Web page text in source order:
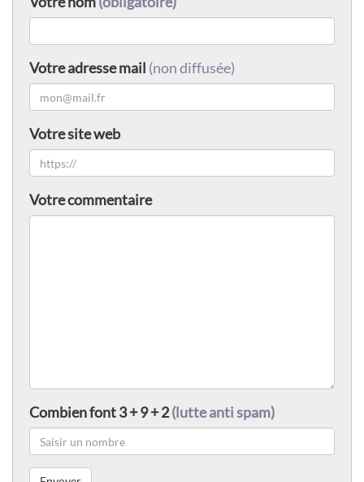
Votre adresse mail (non diffusée)
Votre site web
Votre commentaire
Combien font 3 + 9 + 2(lutte anti spam)